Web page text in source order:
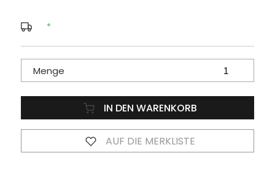
*
Menge
IN DEN WARENKORB
AUF DIE MERKLISTE